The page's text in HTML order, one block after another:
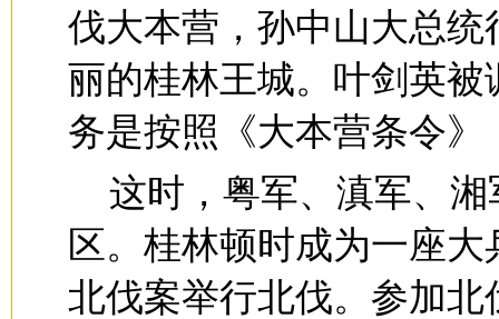
伐大本营，孙中山大总
丽的桂林王城。叶剑英
务是按照《大本营条令
这时，粤军、滇军、
区。桂林顿时成为一座
北伐案举行北伐。参加